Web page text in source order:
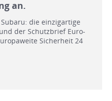
an.
die einzigartige
der Schutzbrief Euro-
Sicherheit 24